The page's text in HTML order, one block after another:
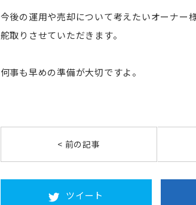
今後の運用や売却について考えたいオーナー
舵取りさせていただきます。
何事も早めの準備が大切ですよ。
< 前の記事
ツイート